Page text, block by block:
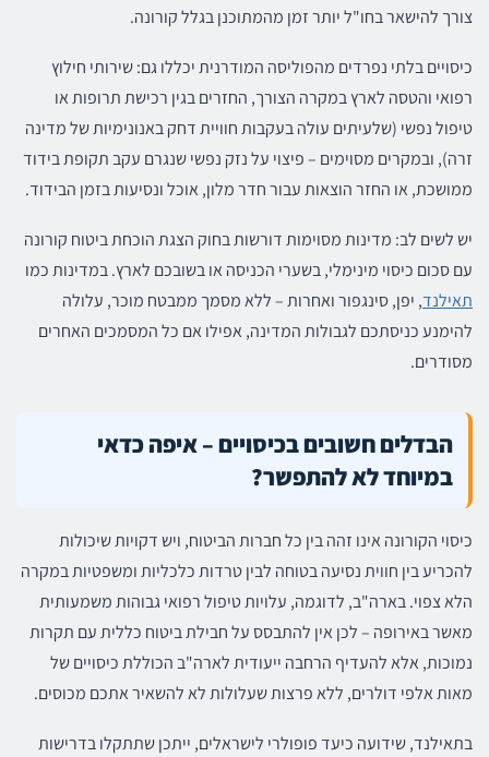
צורך להישאר בחו"ל יותר זמן מהמתוכנן בגלל קורונה.
כיסויים בלתי נפרדים מהפוליסה המודרנית יכללו גם: שירותי חילוץ
רפואי והטסה לארץ במקרה הצורך, החזרים בגין רכישת תרופות או
טיפול נפשי (שלעיתים עולה בעקבות חוויית דחק באנונימיות של מדינה
זרה), ובמקרים מסוימים – פיצוי על נזק נפשי שנגרם עקב תקופת בידוד
ממושכת, או החזר הוצאות עבור חדר מלון, אוכל ונסיעות בזמן הבידוד.
יש לשים לב: מדינות מסוימות דורשות בחוק הצגת הוכחת ביטוח קורונה
עם סכום כיסוי מינימלי, בשערי הכניסה או בשובכם לארץ. במדינות כמו
תאילנד, יפן, סינגפור ואחרות – ללא מסמך ממבטח מוכר, עלולה
להימנע כניסתכם לגבולות המדינה, אפילו אם כל המסמכים האחרים
מסודרים.
הבדלים חשובים בכיסויים – איפה כדאי
במיוחד לא להתפשר?
כיסוי הקורונה אינו זהה בין כל חברות הביטוח, ויש דקויות שיכולות
להכריע בין חווית נסיעה בטוחה לבין טרדות כלכליות ומשפטיות במקרה
הלא צפוי. בארה"ב, לדוגמה, עלויות טיפול רפואי גבוהות משמעותית
מאשר באירופה – לכן אין להתבסס על חבילת ביטוח כללית עם תקרות
נמוכות, אלא להעדיף הרחבה ייעודית לארה"ב הכוללת כיסויים של
מאות אלפי דולרים, ללא פרצות שעלולות לא להשאיר אתכם מכוסים.
בתאילנד, שידועה כיעד פופולרי לישראלים, ייתכן שתתקלו בדרישות